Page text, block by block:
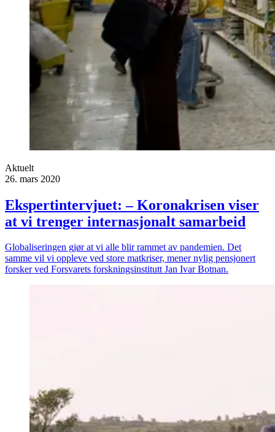
Aktuelt
26. mars 2020
Ekspertintervjuet: – Koronakrisen viser
at vi trenger internasjonalt samarbeid
Globaliseringen gjør at vi alle blir rammet av pandemien. Det
samme vil vi oppleve ved store matkriser, mener nylig pensjonert
forsker ved Forsvarets forskningsinstitutt Jan Ivar Botnan.